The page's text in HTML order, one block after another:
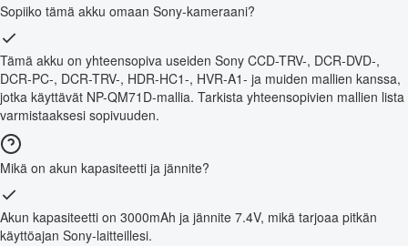
Sopiiko tämä akku omaan Sony-kameraani?
Tämä akku on yhteensopiva useiden Sony CCD-TRV-, DCR-DVD-,
DCR-PC-, DCR-TRV-, HDR-HC1-, HVR-A1- ja muiden mallien kanssa,
jotka käyttävät NP-QM71D-mallia. Tarkista yhteensopivien mallien lista
varmistaaksesi sopivuuden.
Mikä on akun kapasiteetti ja jännite?
Akun kapasiteetti on 3000mAh ja jännite 7.4V, mikä tarjoaa pitkän
käyttöajan Sony-laitteillesi.